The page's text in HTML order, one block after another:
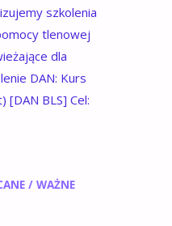
szkolenia
tlenowej
dla
DAN: Kurs
[DAN BLS] Cel:
/ WAŻNE